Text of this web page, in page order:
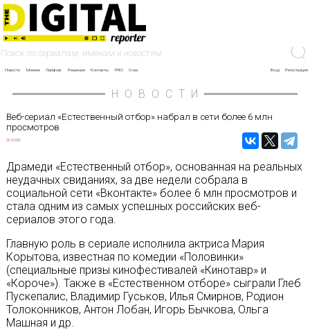
Новости Мнение Лайфхак Рецензии Контакты PRO О нас Вход Регистрация
НОВОСТИ
Веб-сериал «Естественный отбор» набрал в сети более 6 млн
просмотров
01/12/2020
Драмеди «Естественный отбор», основанная на реальных
неудачных свиданиях, за две недели собрала в
социальной сети «Вконтакте» более 6 млн просмотров и
стала одним из самых успешных российских веб-
сериалов этого года.
Главную роль в сериале исполнила актриса Мария
Корытова, известная по комедии «Половинки»
(специальные призы кинофестивалей «Кинотавр» и
«Короче»). Также в «Естественном отборе» сыграли Глеб
Пускепалис, Владимир Гуськов, Илья Смирнов, Родион
Толоконников, Антон Лобан, Игорь Бычкова, Ольга
Машная и др.